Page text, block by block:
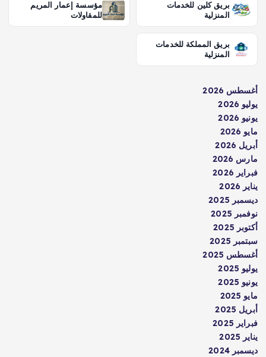
بريق كلين للخدمات
المنزلية
مؤسسة إعمار المريم
للمقاولات
بريق المملكة للخدمات
المنزلية
أغسطس 2026
يوليو 2026
يونيو 2026
مايو 2026
أبريل 2026
مارس 2026
فبراير 2026
يناير 2026
ديسمبر 2025
نوفمبر 2025
أكتوبر 2025
سبتمبر 2025
أغسطس 2025
يوليو 2025
يونيو 2025
مايو 2025
أبريل 2025
فبراير 2025
يناير 2025
ديسمبر 2024